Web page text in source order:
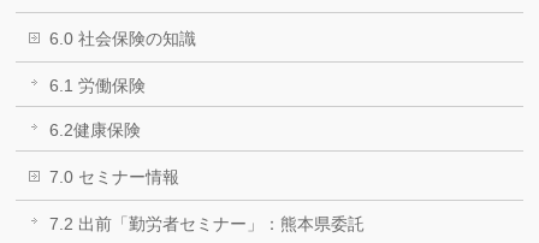
6.0 社会保険の知識
6.1 労働保険
6.2健康保険
7.0 セミナー情報
7.2 出前「勤労者セミナー」：熊本県委託